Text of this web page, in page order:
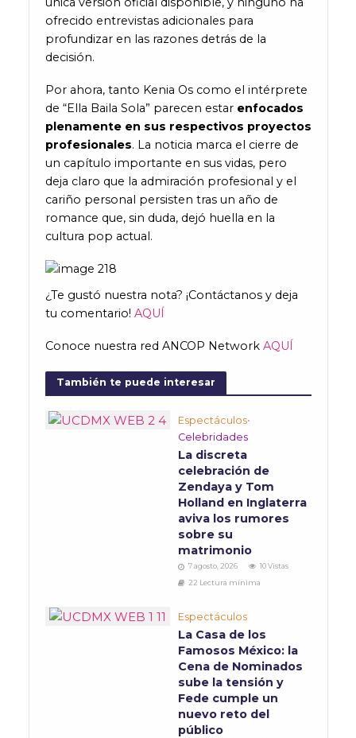
ofrecido entrevistas adicionales para
profundizar en las razones detrás de la
decisión.
Por ahora, tanto Kenia Os como el intérprete
de “Ella Baila Sola” parecen estar enfocados
plenamente en sus respectivos proyectos
profesionales. La noticia marca el cierre de
un capítulo importante en sus vidas, pero
deja claro que la admiración profesional y el
cariño personal persisten tras un año de
romance que, sin duda, dejó huella en la
cultura pop actual.
¿Te gustó nuestra nota? ¡Contáctanos y deja
tu comentario! AQUÍ
Conoce nuestra red ANCOP Network AQUÍ
También te puede interesar
Espectáculos•
Celebridades
La discreta
celebración de
Zendaya y Tom
Holland en Inglaterra
aviva los rumores
sobre su
matrimonio
7 agosto, 2026
10 Vistas
22 Lectura mínima
Espectáculos
La Casa de los
Famosos México: la
Cena de Nominados
sube la tensión y
Fede cumple un
nuevo reto del
público